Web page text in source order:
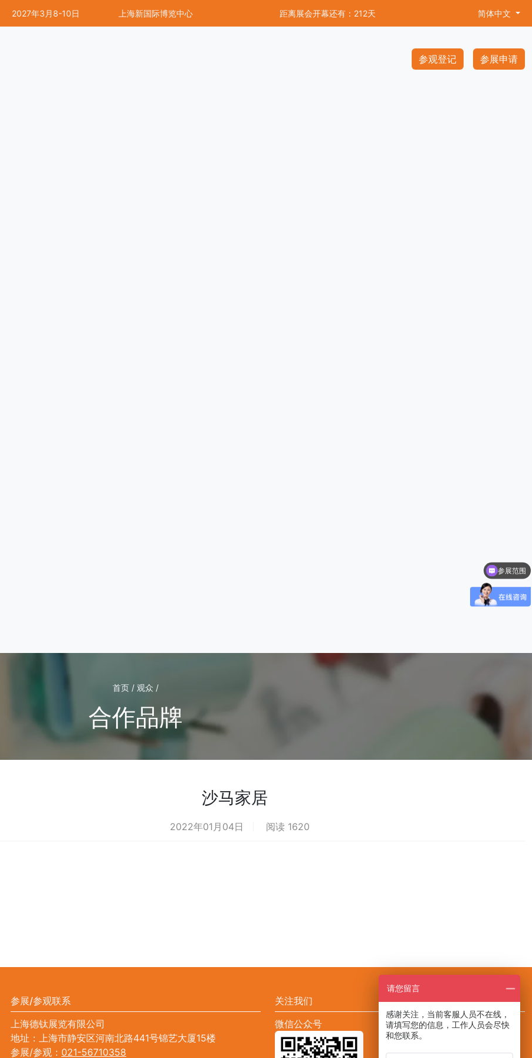
2027年3月8-10日 上海新国际博览中心 距离展会开幕还有：212天 简体中文
参观登记 参展申请
首页 / 观众 /
合作品牌
沙马家居
2022年01月04日 阅读 1620
参展/参观联系
上海德钛展览有限公司
地址：上海市静安区河南北路441号锦艺大厦15楼
参展/参观： 021-56710358
关注我们
微信公众号
添加CCF展会助手小F
CCF优势有哪些？
参展范围
请您留言
感谢关注，当前客服人员不在线，
请填写您的信息，工作人员会尽快
和您联系。